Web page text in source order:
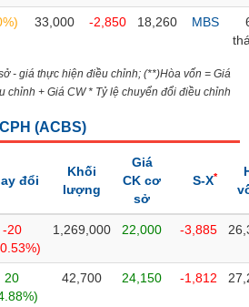
33,000 -2,850 18,260 MBS
- giá thực hiện điều chỉnh; (**)Hòa vốn = Giá
chỉnh + Giá CW * Tỷ lệ chuyển đổi điều chỉnh
(ACBS)
đổi
Khối
lượng
Giá
CK cơ
sở
S-X*
-20
1,269,000 22,000 -3,885
20
42,700 24,150 -1,812